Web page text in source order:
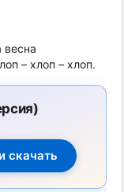
весна
– хлоп – хлоп.